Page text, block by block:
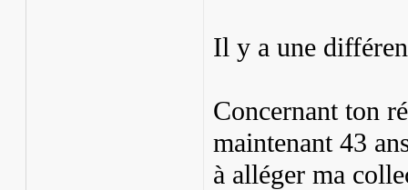
Il y a une
Concernant ton
maintenant 43
à alléger ma